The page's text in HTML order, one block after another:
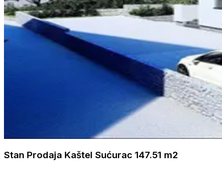
Stan Prodaja Kaštel Sućurac 147.51 m2